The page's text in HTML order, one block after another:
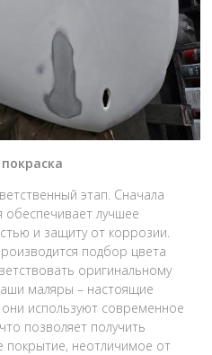
этап. Сначала
обеспечивает лучшее
и защиту от коррозии.
подбор цвета
оригинальному
маляры – настоящие
используют современное
позволяет получить
покрытие, неотличимое от